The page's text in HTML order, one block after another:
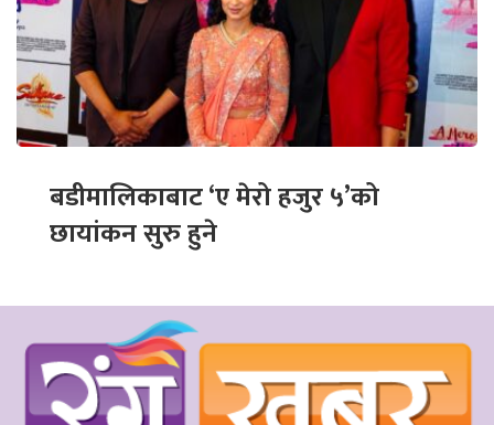
बडीमालिकाबाट ‘ए मेरो हजुर ५’को
छायांकन सुरु हुने